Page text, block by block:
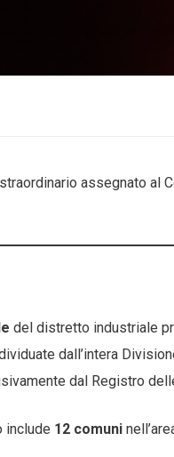
assegnato al
del distretto industriale
dall’intera
dal Registro
include 12 comuni